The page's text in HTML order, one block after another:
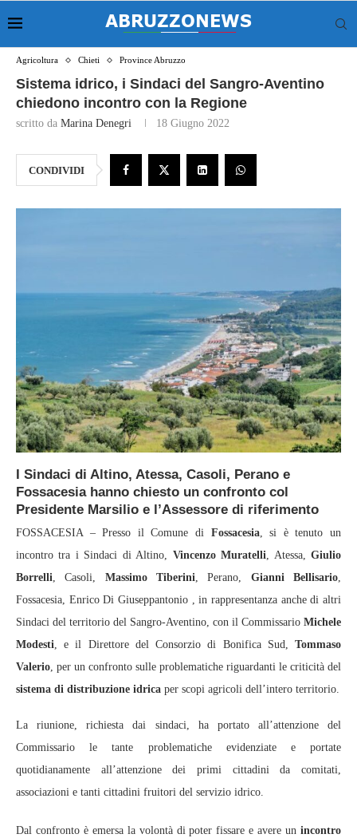
Agricoltura Chieti Province Abruzzo
Sistema idrico, i Sindaci del Sangro-Aventino
chiedono incontro con la Regione
scritto da Marina Denegri 18 Giugno 2022
CONDIVIDI
I Sindaci di Altino, Atessa, Casoli, Perano e
Fossacesia hanno chiesto un confronto col
Presidente Marsilio e l’Assessore di riferimento
FOSSACESIA – Presso il Comune di Fossacesia, si è tenuto un
incontro tra i Sindaci di Altino, Vincenzo Muratelli, Atessa,Giulio
Borrelli, Casoli, Massimo Tiberini, Perano, Gianni Bellisario,
Fossacesia, Enrico Di Giuseppantonio , in rappresentanza anche di altri
Sindaci del territorio del Sangro-Aventino, con il Commissario Michele
Modesti, e il Direttore del Consorzio di Bonifica Sud, Tommaso
Valerio, per un confronto sulle problematiche riguardanti le criticità del
sistema di distribuzione idrica per scopi agricoli dell’intero territorio.
La riunione, richiesta dai sindaci, ha portato all’attenzione del
Commissario le tante problematiche evidenziate e portate
quotidianamente all’attenzione dei primi cittadini da comitati,
associazioni e tanti cittadini fruitori del servizio idrico.
Dal confronto è emersa la volontà di poter fissare e avere un incontro